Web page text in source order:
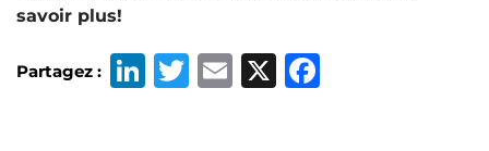
savoir plus!
Partagez :
Li T
E
X